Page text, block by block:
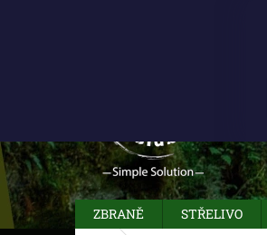
ZBRANĚ STŘELIVO